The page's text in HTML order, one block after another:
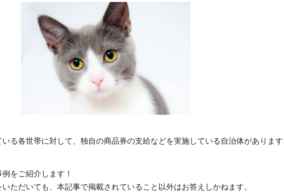
る各世帯に対して、独自の商品券の支給などを実施している自治体があります
をご紹介します！
ただいても、本記事で掲載されていること以外はお答えしかねます。